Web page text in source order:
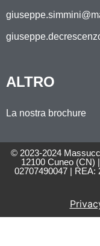
ALTRO
La nostra brochure
© 2023-2024
12100 Cuneo (CN)
02707490047 | REA: